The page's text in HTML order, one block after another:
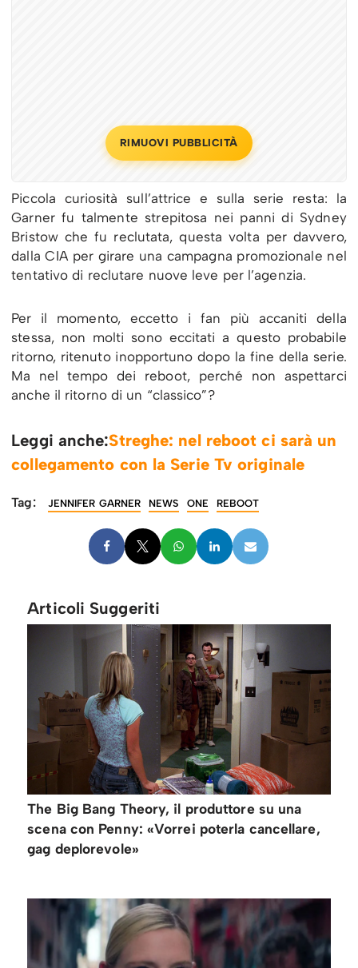
RIMUOVI PUBBLICITÀ
Piccola curiosità sull’attrice e sulla serie resta: la
Garner fu talmente strepitosa nei panni di Sydney
Bristow che fu reclutata, questa volta per davvero,
dalla CIA per girare una campagna promozionale nel
tentativo di reclutare nuove leve per l’agenzia.
Per il momento, eccetto i fan più accaniti della
stessa, non molti sono eccitati a questo probabile
ritorno, ritenuto inopportuno dopo la fine della serie.
Ma nel tempo dei reboot, perché non aspettarci
anche il ritorno di un “classico”?
Leggi anche:Streghe: nel reboot ci sarà un
collegamento con la Serie Tv originale
Tag: JENNIFER GARNER NEWS ONE REBOOT
Articoli Suggeriti
The Big Bang Theory, il produttore su una
scena con Penny: «Vorrei poterla cancellare,
gag deplorevole»